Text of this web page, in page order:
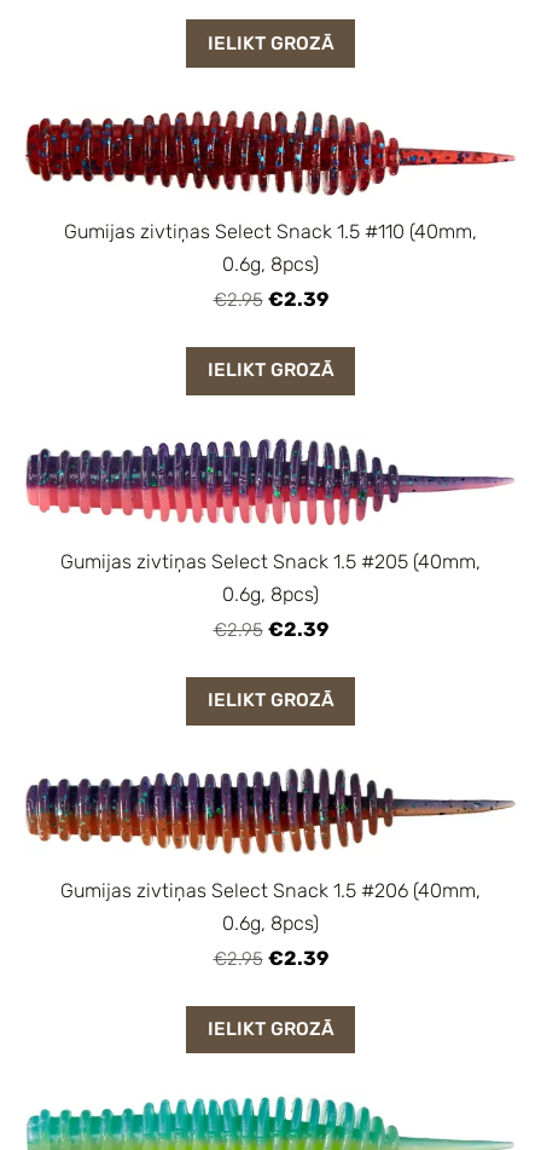
IELIKT GROZĀ
Gumijas zivtiņas Select Snack 1.5 #110 (40mm,
0.6g, 8pcs)
€2.95 €2.39
IELIKT GROZĀ
Gumijas zivtiņas Select Snack 1.5 #205 (40mm,
0.6g, 8pcs)
€2.95 €2.39
IELIKT GROZĀ
Gumijas zivtiņas Select Snack 1.5 #206 (40mm,
0.6g, 8pcs)
€2.95 €2.39
IELIKT GROZĀ